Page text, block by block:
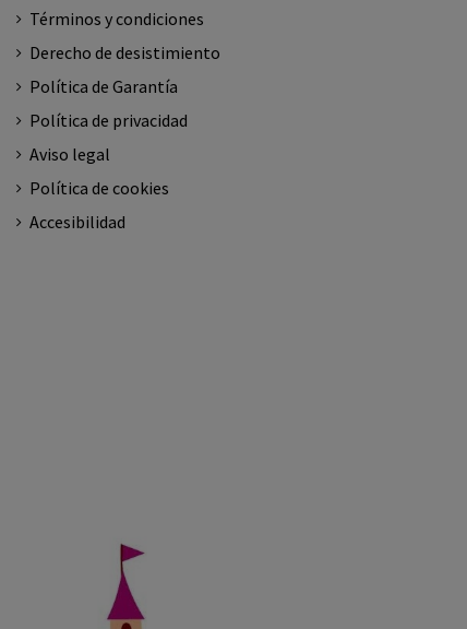
Términos y condiciones
Derecho de desistimiento
Política de Garantía
Política de privacidad
Aviso legal
Política de cookies
Accesibilidad